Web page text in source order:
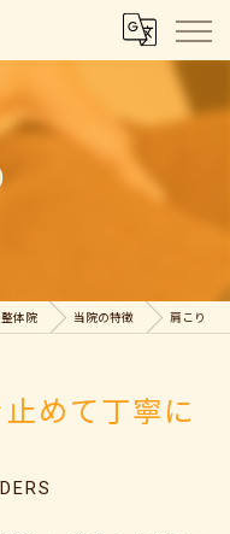
体院 当院の特徴 肩こり
めて丁寧に